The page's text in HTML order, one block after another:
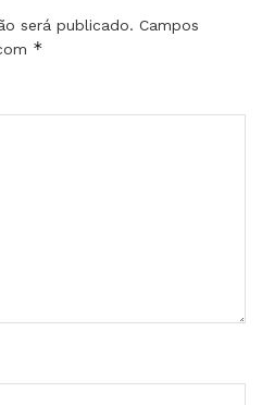
será publicado. Campos
*